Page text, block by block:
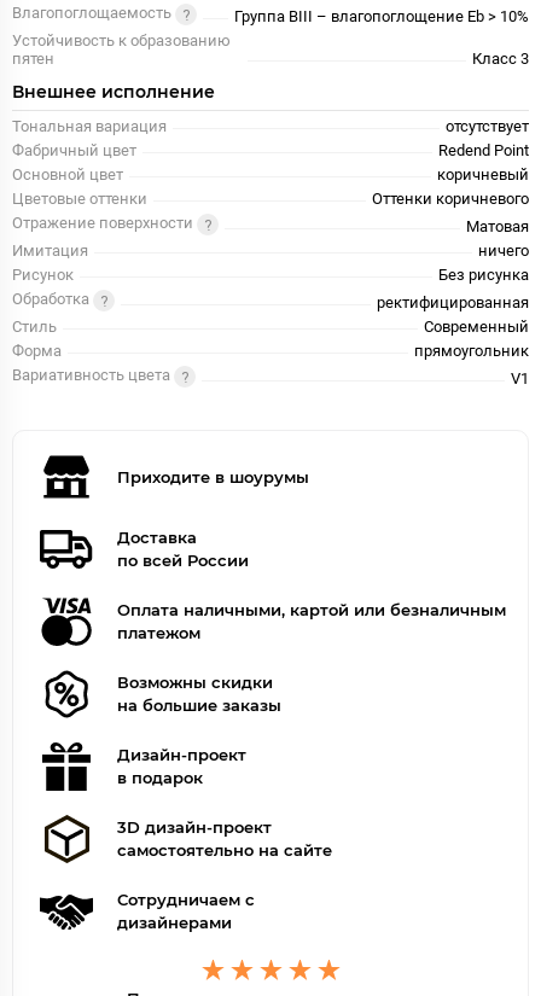
Влагопоглощаемость
Группа BIII – влагопоглощение Eb > 10%
Устойчивость к образованию
пятен
Класс 3
Внешнее исполнение
Тональная вариация
отсутствует
Фабричный цвет
Redend Point
Основной цвет
коричневый
Цветовые оттенки
Оттенки коричневого
Отражение поверхности
Матовая
Имитация
ничего
Рисунок
Без рисунка
Обработка
ректифицированная
Стиль
Современный
Форма
прямоугольник
Вариативность цвета
V1
Приходите в шоурумы
Доставка
по всей России
Оплата наличными, картой или безналичным
платежом
Возможны скидки
на большие заказы
Дизайн-проект
в подарок
3D дизайн-проект
самостоятельно на сайте
Сотрудничаем с
дизайнерами